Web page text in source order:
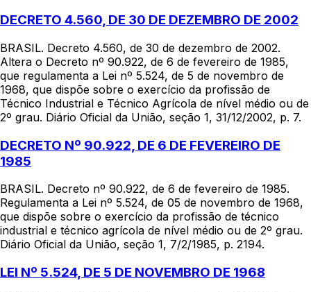
DECRETO 4.560, DE 30 DE DEZEMBRO DE 2002
BRASIL. Decreto 4.560, de 30 de dezembro de 2002.
Altera o Decreto nº 90.922, de 6 de fevereiro de 1985,
que regulamenta a Lei nº 5.524, de 5 de novembro de
1968, que dispõe sobre o exercício da profissão de
Técnico Industrial e Técnico Agrícola de nível médio ou de
2º grau. Diário Oficial da União, seção 1, 31/12/2002, p. 7.
DECRETO Nº 90.922, DE 6 DE FEVEREIRO DE
1985
BRASIL. Decreto nº 90.922, de 6 de fevereiro de 1985.
Regulamenta a Lei nº 5.524, de 05 de novembro de 1968,
que dispõe sobre o exercício da profissão de técnico
industrial e técnico agrícola de nível médio ou de 2º grau.
Diário Oficial da União, seção 1, 7/2/1985, p. 2194.
LEI Nº 5.524, DE 5 DE NOVEMBRO DE 1968